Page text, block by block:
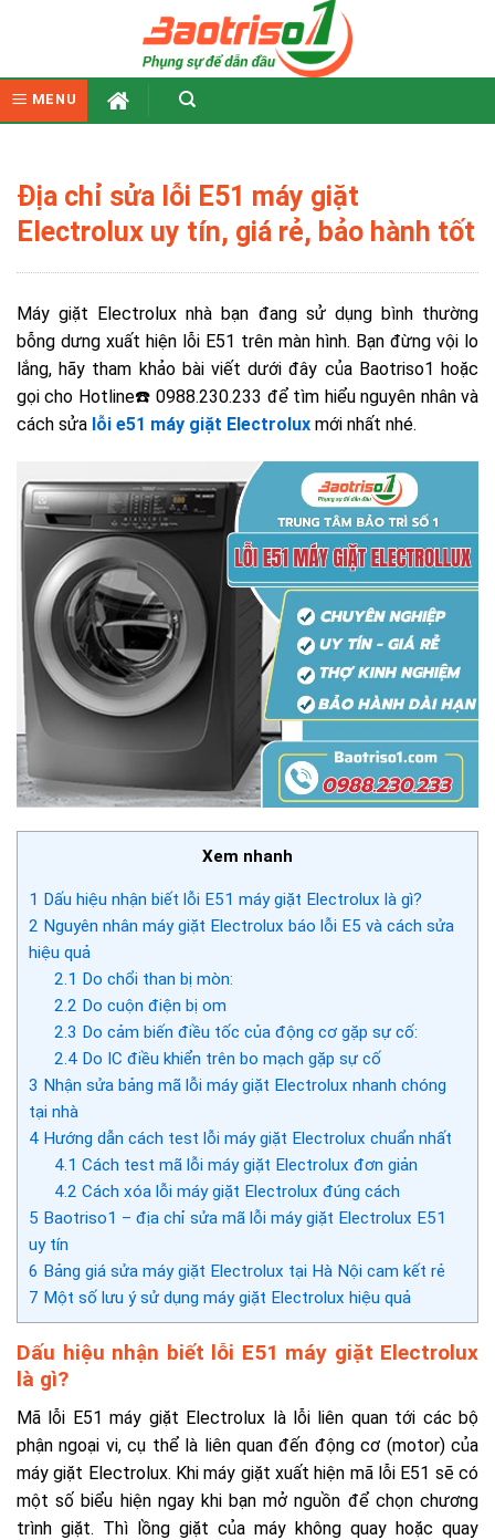
MENU
Địa chỉ sửa lỗi E51 máy giặt
Electrolux uy tín, giá rẻ, bảo hành tốt
Máy giặt Electrolux nhà bạn đang sử dụng bình thường
bỗng dưng xuất hiện lỗi E51 trên màn hình. Bạn đừng vội lo
lắng, hãy tham khảo bài viết dưới đây của Baotriso1 hoặc
gọi cho Hotline☎️ 0988.230.233 để tìm hiểu nguyên nhân và
cách sửa lỗi e51 máy giặt Electrolux mới nhất nhé.
Xem nhanh
1 Dấu hiệu nhận biết lỗi E51 máy giặt Electrolux là gì?
2 Nguyên nhân máy giặt Electrolux báo lỗi E5 và cách sửa
hiệu quả
2.1 Do chổi than bị mòn:
2.2 Do cuộn điện bị om
2.3 Do cảm biến điều tốc của động cơ gặp sự cố:
2.4Do IC điều khiển trên bo mạch gặp sự cố
3 Nhận sửa bảng mã lỗi máy giặt Electrolux nhanh chóng
tại nhà
4 Hướng dẫn cách test lỗi máy giặt Electrolux chuẩn nhất
4.1 Cách test mã lỗi máy giặt Electrolux đơn giản
4.2 Cách xóa lỗi máy giặt Electrolux đúng cách
5 Baotriso1 – địa chỉ sửa mã lỗi máy giặt Electrolux E51
uy tín
6 Bảng giá sửa máy giặt Electrolux tại Hà Nội cam kết rẻ
7 Một số lưu ý sử dụng máy giặt Electrolux hiệu quả
Dấu hiệu nhận biết lỗi E51 máy giặt Electrolux
là gì?
Mã lỗi E51 máy giặt Electrolux là lỗi liên quan tới các bộ
phận ngoại vi, cụ thể là liên quan đến động cơ (motor) của
máy giặt Electrolux. Khi máy giặt xuất hiện mã lỗi E51 sẽ có
một số biểu hiện ngay khi bạn mở nguồn để chọn chương
trình giặt. Thì lồng giặt của máy không quay hoặc quay